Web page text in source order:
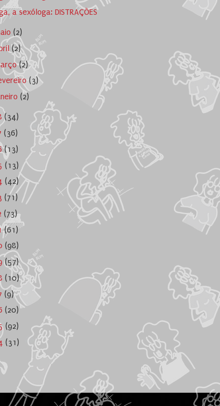
a sexóloga: DISTRAÇÕES
(2)
(2)
(2)
(3)
(2)
(34)
(36)
(13)
(13)
(42)
(71)
(73)
(61)
(98)
(57)
(10)
(9)
(20)
(92)
(31)